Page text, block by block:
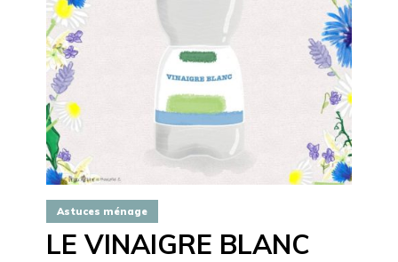
Astuces ménage
LE VINAIGRE BLANC